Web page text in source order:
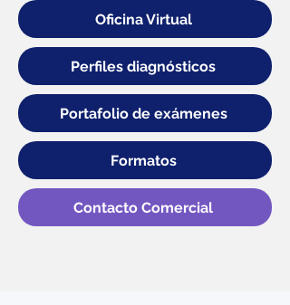
Oficina Virtual
Perfiles diagnósticos
Portafolio de exámenes
Formatos
Contacto Comercial